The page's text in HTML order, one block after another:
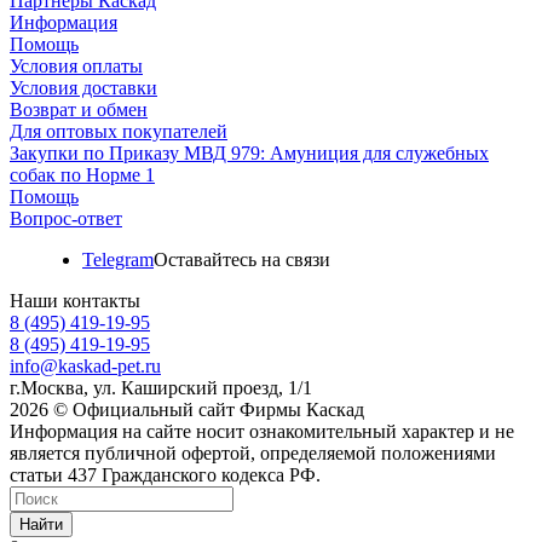
Информация
Помощь
Условия оплаты
Условия доставки
Возврат и обмен
Для оптовых покупателей
Закупки по Приказу МВД 979: Амуниция для служебных
собак по Норме 1
Помощь
Вопрос-ответ
TelegramОставайтесь на связи
Наши контакты
8 (495) 419-19-95
8 (495) 419-19-95
info@kaskad-pet.ru
г.Москва, ул. Каширский проезд, 1/1
2026 © Официальный сайт Фирмы Каскад
Информация на сайте носит ознакомительный характер и не
является публичной офертой, определяемой положениями
статьи 437 Гражданского кодекса РФ.
Найти